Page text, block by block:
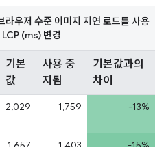
기본
값
사용 중
지됨
기본값과의
차이
2,029 1,759 -13%
우저 수준 이미지 지연 로드를 사용
(ms) 변경